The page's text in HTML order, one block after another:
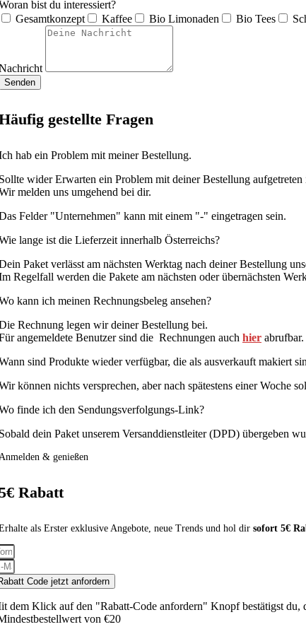
bist du interessiert?
Gesamtkonzept
Kaffee Bio Limonaden Bio Tees
Senden
gestellte Fragen
hab ein Problem mit meiner Bestellung.
wider Erwarten ein Problem mit deiner Bestellung
melden uns umgehend bei dir.
Felder "Unternehmen" kann mit einem "-" eingetragen sein.
lange ist die Lieferzeit innerhalb Österreichs?
Paket verlässt am nächsten Werktag nach deiner Bestellung
Regelfall werden die Pakete am nächsten oder übernächsten
kann ich meinen Rechnungsbeleg ansehen?
Rechnung legen wir deiner Bestellung bei.
angemeldete Benutzer sind die Rechnungen auch hier abrufbar.
sind Produkte wieder verfügbar, die als ausverkauft makiert
können nichts versprechen, aber nach spätestens einer Woche
finde ich den Sendungsverfolgungs-Link?
dein Paket unserem Versanddienstleiter (DPD) übergeben
& genießen
Rabatt
als Erster exklusive Angebote, neue Trends und hol dir sofort 5€
Code jetzt anfordern
dem Klick auf den "Rabatt-Code anfordern" Knopf bestätigst du,
von €20